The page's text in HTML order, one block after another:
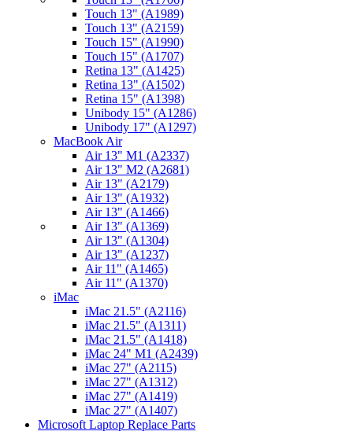
Touch 13" (A1989)
Touch 13" (A2159)
Touch 15" (A1990)
Touch 15" (A1707)
Retina 13" (A1425)
Retina 13" (A1502)
Retina 15" (A1398)
Unibody 15" (A1286)
Unibody 17" (A1297)
MacBook Air
Air 13" M1 (A2337)
Air 13" M2 (A2681)
Air 13" (A2179)
Air 13" (A1932)
Air 13" (A1466)
Air 13" (A1369)
Air 13" (A1304)
Air 13" (A1237)
Air 11" (A1465)
Air 11" (A1370)
iMac
iMac 21.5" (A2116)
iMac 21.5" (A1311)
iMac 21.5" (A1418)
iMac 24" M1 (A2439)
iMac 27" (A2115)
iMac 27" (A1312)
iMac 27" (A1419)
iMac 27" (A1407)​
Microsoft Laptop Replace Parts